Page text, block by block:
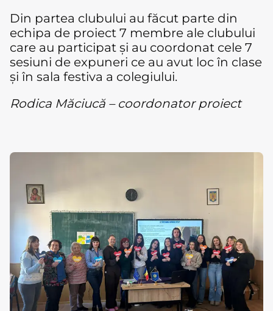
Din partea clubului au făcut parte din
echipa de proiect 7 membre ale clubului
care au participat și au coordonat cele 7
sesiuni de expuneri ce au avut loc în clase
și în sala festiva a colegiului.
Rodica Măciucă – coordonator proiect